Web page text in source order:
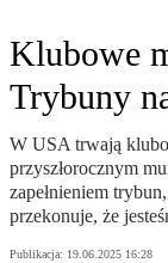
Klubowe
Trybuny
W USA trwają
przyszłorocznym
zapełnieniem
przekonuje, że
Publikacja: 19.06.2025 16:28